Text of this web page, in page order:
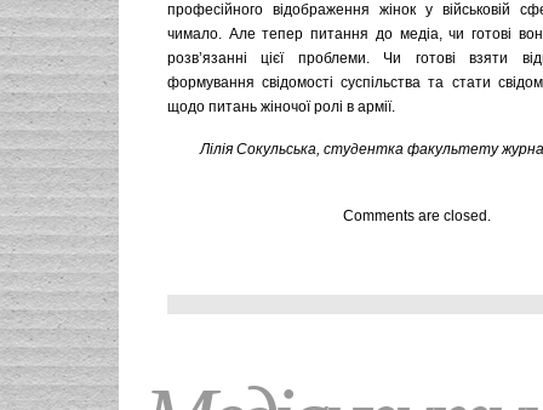
професійного відображення жінок у військовій
чимало. Але тепер питання до медіа, чи готові
розв’язанні цієї проблеми. Чи готові взяти
формування свідомості суспільства та стати
щодо питань жіночої ролі в армії.
Лілія Сокульська, студентка факультету
Comments are closed.